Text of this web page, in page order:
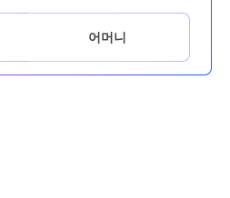
어머니